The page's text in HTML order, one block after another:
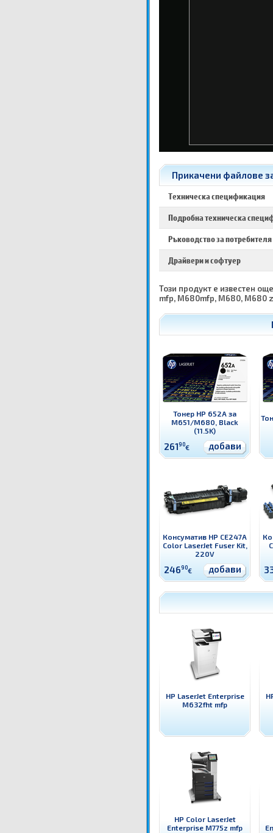
Прикачени файлове
Техническа спецификация
Подробна техническа
Ръководство за потребителя
Драйвери и софтуер
Този продукт е известен
mfp, M680mfp, M680, M680
Тонер HP 652A за
M651/M680, Black
(11.5K)
26190€ добави
Консуматив HP CE247A
Color LaserJet Fuser Kit,
220V
24690€ добави
HP LaserJet Enterprise
M632fht mfp
HP Color LaserJet
Enterprise M775z mfp